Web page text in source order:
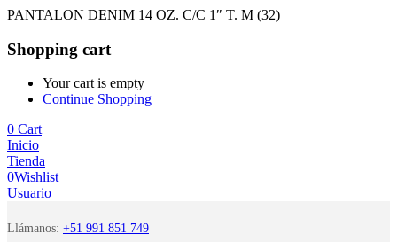
PANTALON DENIM 14 OZ. C/C 1″ T. M (32)
Shopping cart
Your cart is empty
Continue Shopping
0 Cart
Inicio
Tienda
0Wishlist
Usuario
Llámanos: +51 991 851 749